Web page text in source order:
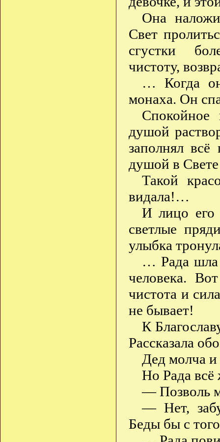
Она
Свет
сгустки
чистоту,
… Когда
монаха. Он
душой
заполнял всё
душой в
Такой
видала!…
И лицо его
светлые
улыбка
… Рада шла
человека.
чистота и
не бывает!
К
Рассказала
Дед молча
Но Рада всё
— Позволь
— Нет,
Беды бы с